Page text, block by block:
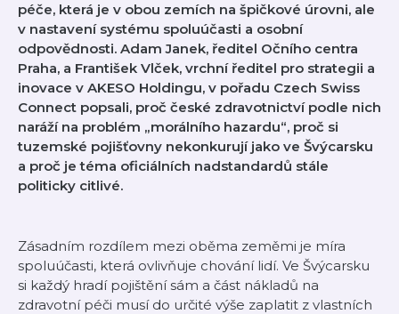
péče, která je v obou zemích na špičkové úrovni, ale
v nastavení systému spoluúčasti a osobní
odpovědnosti. Adam Janek, ředitel Očního centra
Praha, a František Vlček, vrchní ředitel pro strategii a
inovace v AKESO Holdingu, v pořadu Czech Swiss
Connect popsali, proč české zdravotnictví podle nich
naráží na problém „morálního hazardu“, proč si
tuzemské pojišťovny nekonkurují jako ve Švýcarsku
a proč je téma oficiálních nadstandardů stále
politicky citlivé.
Zásadním rozdílem mezi oběma zeměmi je míra
spoluúčasti, která ovlivňuje chování lidí. Ve Švýcarsku
si každý hradí pojištění sám a část nákladů na
zdravotní péči musí do určité výše zaplatit z vlastních